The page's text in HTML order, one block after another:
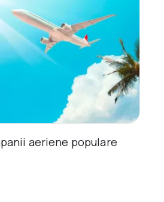
aeriene populare